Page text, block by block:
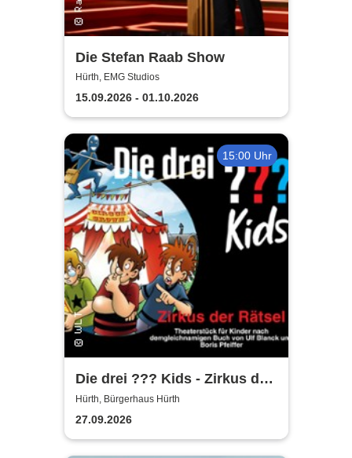
Die Stefan Raab Show
Hürth, EMG Studios
15.09.2026 - 01.10.2026
15:00 Uhr
Die drei ??? Kids - Zirkus der
Rätsel | Bürgerhaus Hürth
Hürth, Bürgerhaus Hürth
27.09.2026